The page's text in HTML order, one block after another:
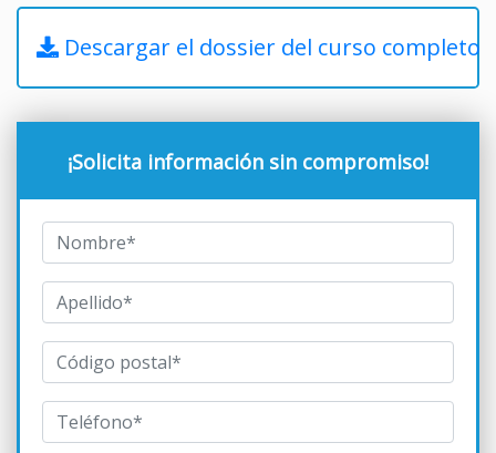
Descargar el dossier del curso completo
¡Solicita información sin compromiso!